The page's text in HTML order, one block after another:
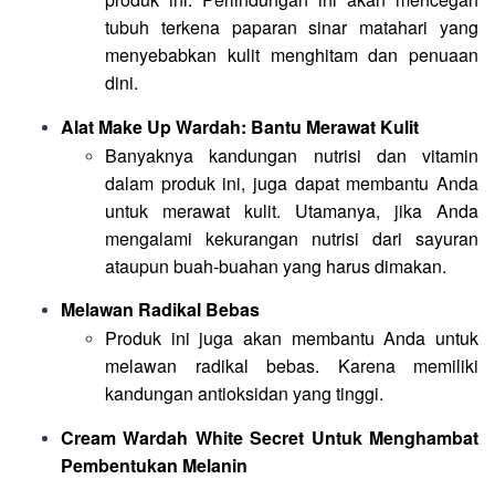
tubuh terkena paparan sinar matahari yang
menyebabkan kulit menghitam dan penuaan
dini.
Alat Make Up Wardah: Bantu Merawat Kulit
Banyaknya kandungan nutrisi dan vitamin
dalam produk ini, juga dapat membantu Anda
untuk merawat kulit. Utamanya, jika Anda
mengalami kekurangan nutrisi dari sayuran
ataupun buah-buahan yang harus dimakan.
Melawan Radikal Bebas
Produk ini juga akan membantu Anda untuk
melawan radikal bebas. Karena memiliki
kandungan antioksidan yang tinggi.
Cream Wardah White Secret Untuk Menghambat
Pembentukan Melanin